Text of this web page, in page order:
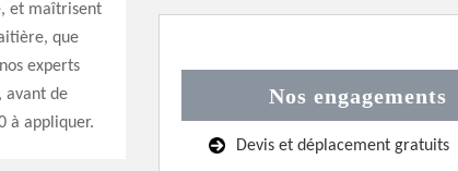
et maîtrisent
que
experts
avant de
à appliquer.
Nos engagements
Devis et déplacement gratuits